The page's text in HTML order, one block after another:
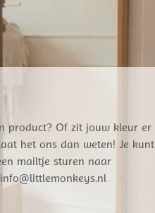
product? Of zit jouw kleur er
het ons dan weten! Je kunt
mailtje sturen naar
info@littlemonkeys.nl